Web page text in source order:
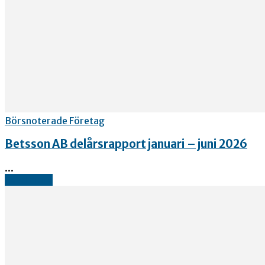
Börsnoterade Företag
Betsson AB delårsrapport januari – juni 2026
...